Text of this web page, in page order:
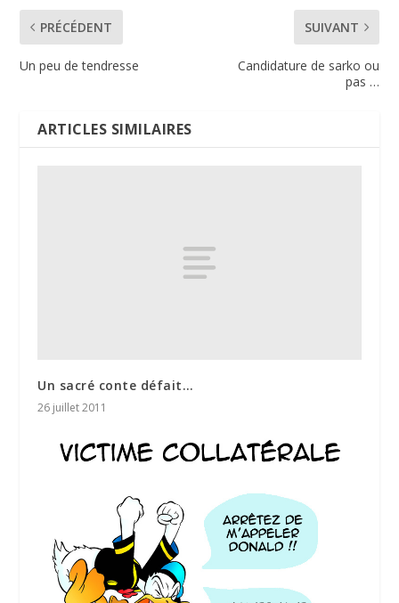
PRÉCÉDENT
Un peu de tendresse
SUIVANT
Candidature de sarko ou
pas …
ARTICLES SIMILAIRES
Un sacré conte défait…
26 juillet 2011